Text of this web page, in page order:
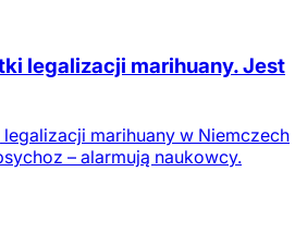
legalizacji marihuany. Jest
marihuany w Niemczech
– alarmują naukowcy.